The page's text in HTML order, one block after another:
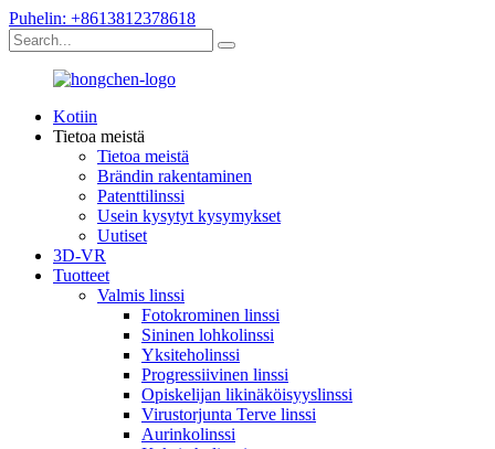
Puhelin: +8613812378618
Kotiin
Tietoa meistä
Tietoa meistä
Brändin rakentaminen
Patenttilinssi
Usein kysytyt kysymykset
Uutiset
3D-VR
Tuotteet
Valmis linssi
Fotokrominen linssi
Sininen lohkolinssi
Yksiteholinssi
Progressiivinen linssi
Opiskelijan likinäköisyyslinssi
Virustorjunta Terve linssi
Aurinkolinssi